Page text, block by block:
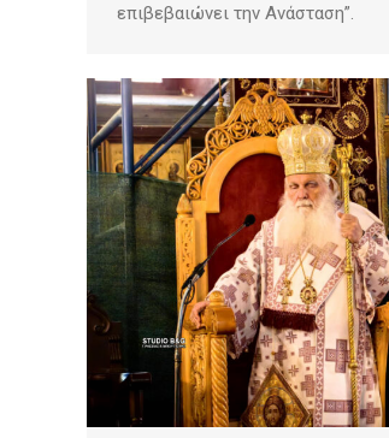
επιβεβαιώνει την Ανάσταση”.